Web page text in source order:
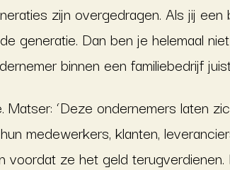
zijn overgedragen. Als jij
generatie. Dan ben je helemaal
binnen een familiebedrijf
‘Deze ondernemers laten
medewerkers, klanten,
voordat ze het geld